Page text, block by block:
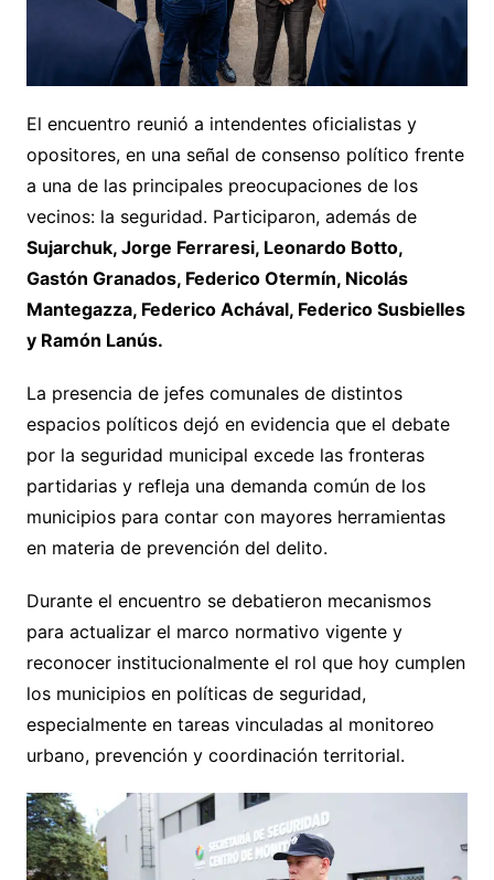
El encuentro reunió a intendentes oficialistas y
opositores, en una señal de consenso político frente
a una de las principales preocupaciones de los
vecinos: la seguridad. Participaron, además de
Sujarchuk, Jorge Ferraresi, Leonardo Botto,
Gastón Granados, Federico Otermín, Nicolás
Mantegazza, Federico Achával, Federico Susbielles
y Ramón Lanús.
La presencia de jefes comunales de distintos
espacios políticos dejó en evidencia que el debate
por la seguridad municipal excede las fronteras
partidarias y refleja una demanda común de los
municipios para contar con mayores herramientas
en materia de prevención del delito.
Durante el encuentro se debatieron mecanismos
para actualizar el marco normativo vigente y
reconocer institucionalmente el rol que hoy cumplen
los municipios en políticas de seguridad,
especialmente en tareas vinculadas al monitoreo
urbano, prevención y coordinación territorial.